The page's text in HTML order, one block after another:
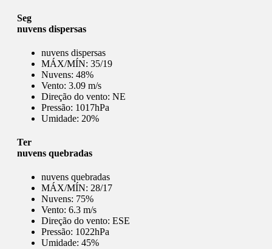
Seg
nuvens dispersas
nuvens dispersas
MÁX/MÍN: 35/19
Nuvens: 48%
Vento: 3.09 m/s
Direção do vento: NE
Pressão: 1017hPa
Umidade: 20%
Ter
nuvens quebradas
nuvens quebradas
MÁX/MÍN: 28/17
Nuvens: 75%
Vento: 6.3 m/s
Direção do vento: ESE
Pressão: 1022hPa
Umidade: 45%